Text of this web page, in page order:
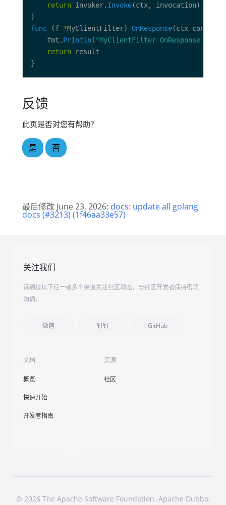
return invoker. Invoke
func (f *MyClientFilter) OnResponse
	fmt.
Println( "MyClientFilter OnResponse is
return
反馈
此页是否对您有帮助？
是 否
最后修改 June 23, 2026: docs: update all golang
docs (#3213) (1f46aa33e57)
关注我们
请通过以下任一或多个渠道关注社区动态，与社区开发者保持密切
沟通。
微信 钉钉 GitHub
文档
概览
快速开始
开发者指南
资源
社区
© 2026 The Apache Software Foundation. Apache Dubbo,